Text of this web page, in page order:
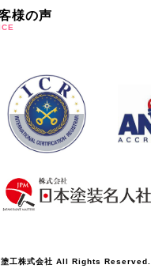
様の声
工株式会社 All Rights Reserved.